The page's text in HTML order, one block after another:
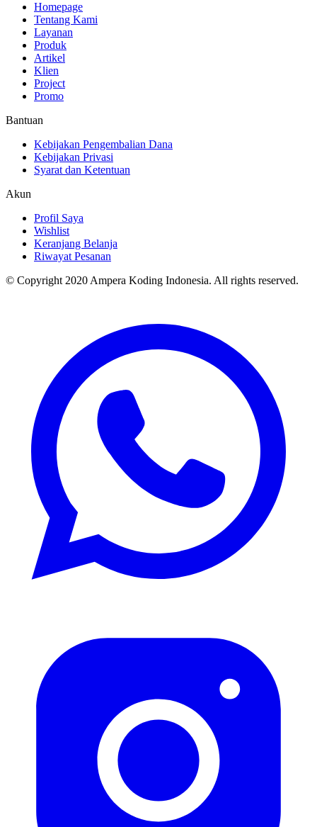
Homepage
Tentang Kami
Layanan
Produk
Artikel
Klien
Project
Promo
Bantuan
Kebijakan Pengembalian Dana
Kebijakan Privasi
Syarat dan Ketentuan
Akun
Profil Saya
Wishlist
Keranjang Belanja
Riwayat Pesanan
© Copyright 2020 Ampera Koding Indonesia. All rights reserved.